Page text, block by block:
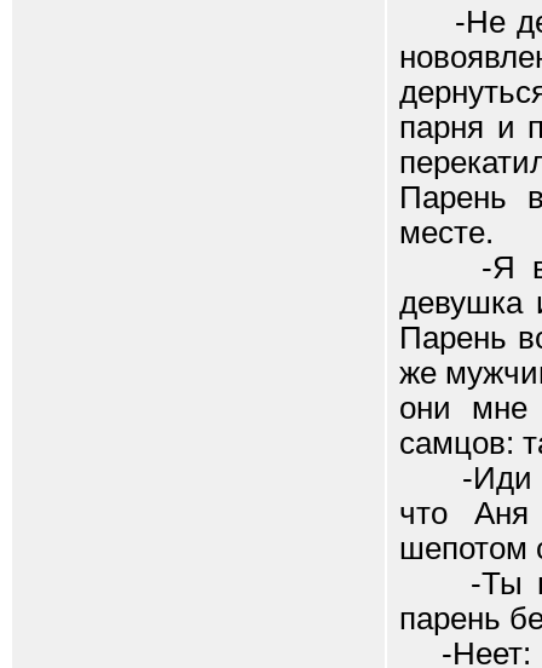
-Не
парня и
Парень
месте.
-Я
девушка
Парень
же
они мне
самцов:
-Иди
что
шепотом
-Ты
парень
-Неет: